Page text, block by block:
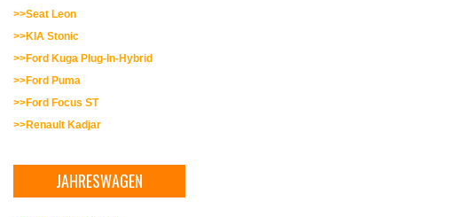
>>Seat Leon
>>KIA Stonic
>>Ford Kuga Plug-In-Hybrid
>>Ford Puma
>>Ford Focus ST
>>Renault Kadjar
JAHRESWAGEN